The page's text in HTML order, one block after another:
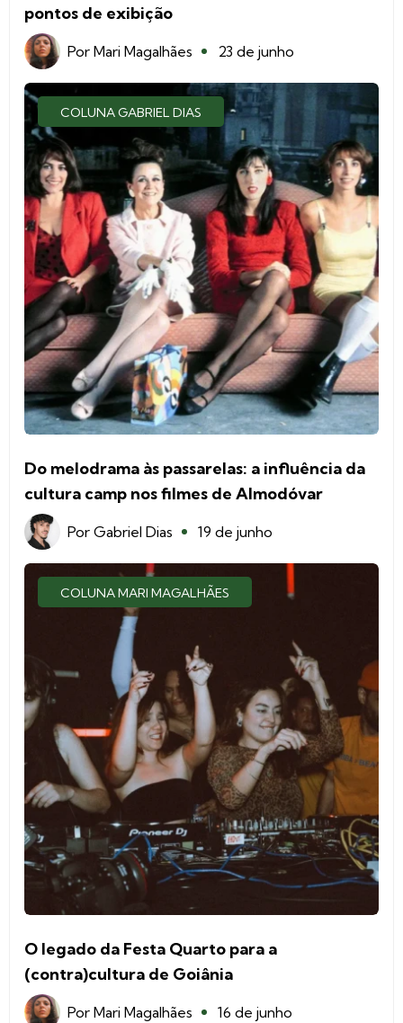
pontos de exibição
Por Mari Magalhães 23 de junho
COLUNA GABRIEL DIAS
Do melodrama às passarelas: a influência da
cultura camp nos filmes de Almodóvar
Por Gabriel Dias 19 de junho
COLUNA MARI MAGALHÃES
O legado da Festa Quarto para a
(contra)cultura de Goiânia
Por Mari Magalhães 16 de junho